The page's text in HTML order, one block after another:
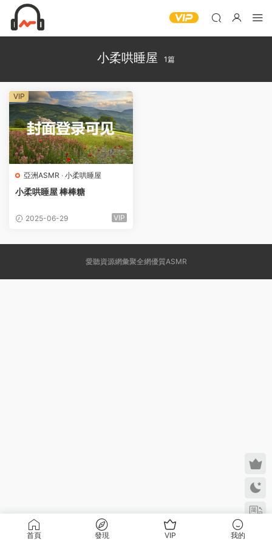
小柔哄睡屋 1篇
亞洲ASMR · 小柔哄睡屋
小柔哄睡屋 棒棒糖
2025-06-29 VIP
VIP
愛聽資源網彙聚全網優質ASMR
首頁 發現 VIP 我的